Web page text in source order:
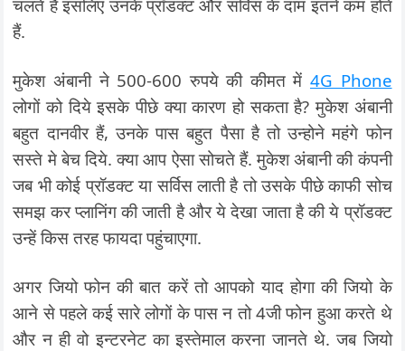
चलते हैं इसलिए उनके प्रॉडक्ट और सर्विस के दाम इतने कम होते
हैं.
मुकेश अंबानी ने 500-600 रुपये की कीमत में 4G Phone
लोगों को दिये इसके पीछे क्या कारण हो सकता है? मुकेश अंबानी
बहुत दानवीर हैं, उनके पास बहुत पैसा है तो उन्होने महंगे फोन
सस्ते मे बेच दिये. क्या आप ऐसा सोचते हैं. मुकेश अंबानी की कंपनी
जब भी कोई प्रॉडक्ट या सर्विस लाती है तो उसके पीछे काफी सोच
समझ कर प्लानिंग की जाती है और ये देखा जाता है की ये प्रॉडक्ट
उन्हें किस तरह फायदा पहुंचाएगा.
अगर जियो फोन की बात करें तो आपको याद होगा की जियो के
आने से पहले कई सारे लोगों के पास न तो 4जी फोन हुआ करते थे
और न ही वो इन्टरनेट का इस्तेमाल करना जानते थे. जब जियो